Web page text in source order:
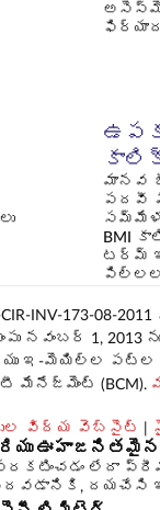
మానవ
పదవీ
BMI
టర్మ్
CIR-INV-
నవంబర్ 1,
ఇ-మెయిల్‌ల
(BCM).
విద్య వెబ్‌సైట్
లేదా
దయచేసి